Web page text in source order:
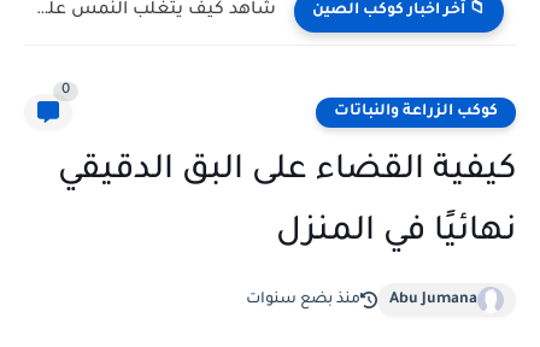
📁 آخر اخبار كوكب الصين فراشات تشرب دموع السلاحف.. مشهد حقيقي يوثق أحد أكثر السلوكيات...
كوكب الزراعة والنباتات
0
كيفية القضاء على البق الدقيقي
نهائيًا في المنزل
Abu Jumana منذ بضع سنوات